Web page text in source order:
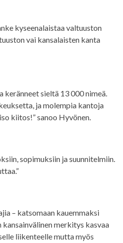
kyseenalaistaa valtuuston
vai kansalaisten kanta
sieltä 13 000 nimeä.
ja molempia kantoja
kiitos!” sanoo Hyvönen.
sopimuksiin ja suunnitelmiin.
– katsomaan kauemmaksi
merkitys kasvaa
liikenteelle mutta myös